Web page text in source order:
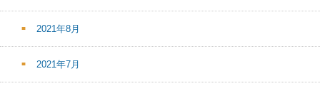
2021年8月
2021年7月